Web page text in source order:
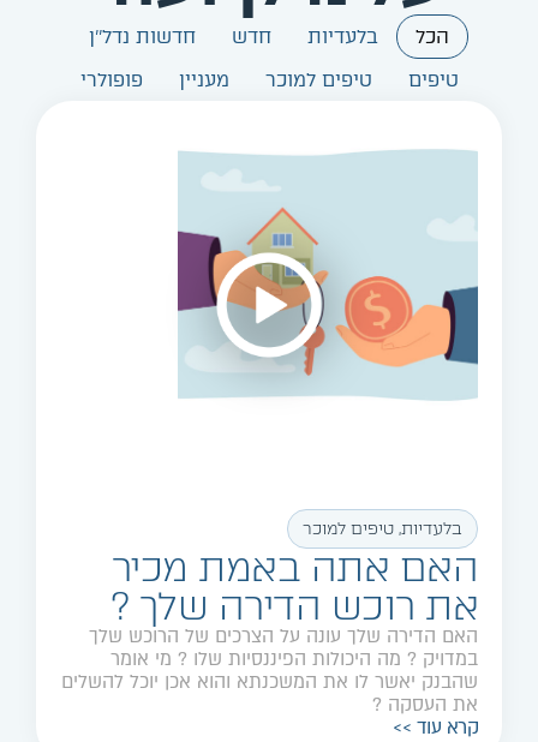
בלעדיות חדש
חדשות נדל''ן
טיפים
טיפים למוכר מעניין פופולרי
הכל
בלעדיות, טיפים למוכר
האם אתה באמת מכיר
את רוכש הדירה שלך ?
האם הדירה שלך עונה על הצרכים של הרוכש שלך
במדויק ? מה היכולות הפיננסיות שלו ? מי אומר
שהבנק יאשר לו את המשכנתא והוא אכן יוכל להשלים
את העסקה ?
קרא עוד >>